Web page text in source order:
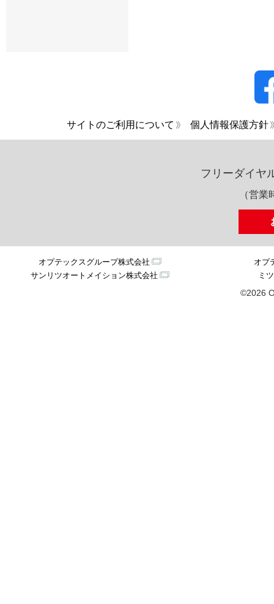
サイトのご利用について 個人情報保護方針
フリーダイヤ
（営
オプテックスグループ株式会社
オプ
サンリツオートメイション株式会社
ミ
©2026